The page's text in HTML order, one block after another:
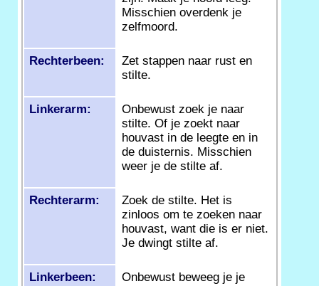
Misschien overdenk je
zelfmoord.
Rechterbeen:
Zet stappen naar rust en
stilte.
Linkerarm:
Onbewust zoek je naar
stilte. Of je zoekt naar
houvast in de leegte en in
de duisternis. Misschien
weer je de stilte af.
Rechterarm:
Zoek de stilte. Het is
zinloos om te zoeken naar
houvast, want die is er niet.
Je dwingt stilte af.
Linkerbeen:
Onbewust beweeg je je